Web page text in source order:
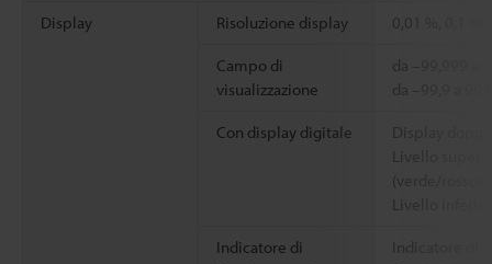
Display Risoluzione display 0,01 %, 0,1
Campo di
visualizzazione
da –99,999 a
da –99,9 a
Con display digitale
Display
(verde/rosso)
Indicatore di